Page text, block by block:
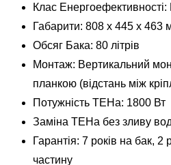
Клас Енергоефективності:
Габарити: 808 x 445 x 463
Обсяг Бака: 80 літрів
Монтаж: Вертикальний
планкою (відстань між
Потужність ТЕНа: 1800 Вт
Заміна ТЕНа без зливу
Гарантія: 7 років на бак, 2
частину